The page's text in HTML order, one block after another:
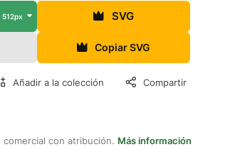
512px SVG
Copiar SVG
Añadir a la colección Compartir
con atribución. Más información